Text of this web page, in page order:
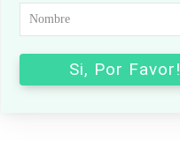
Si, Por Favor!